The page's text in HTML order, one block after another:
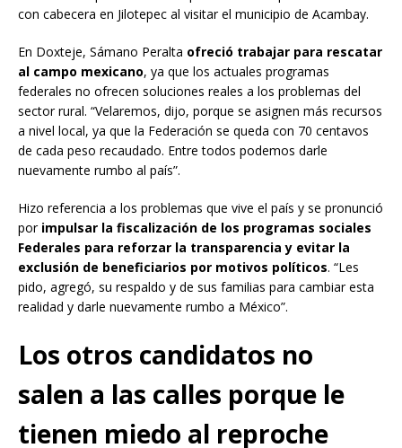
con cabecera en Jilotepec al visitar el municipio de Acambay.
En Doxteje, Sámano Peralta ofreció trabajar para rescatar
al campo mexicano, ya que los actuales programas
federales no ofrecen soluciones reales a los problemas del
sector rural. “Velaremos, dijo, porque se asignen más recursos
a nivel local, ya que la Federación se queda con 70 centavos
de cada peso recaudado. Entre todos podemos darle
nuevamente rumbo al país”.
Hizo referencia a los problemas que vive el país y se pronunció
por impulsar la fiscalización de los programas sociales
Federales para reforzar la transparencia y evitar la
exclusión de beneficiarios por motivos políticos. “Les
pido, agregó, su respaldo y de sus familias para cambiar esta
realidad y darle nuevamente rumbo a México”.
Los otros candidatos no
salen a las calles porque le
tienen miedo al reproche